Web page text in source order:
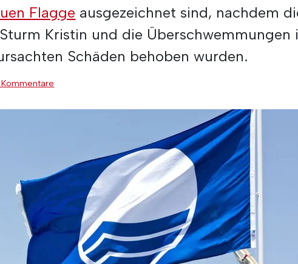
Flagge ausgezeichnet sind, nachdem
Kristin und die Überschwemmungen
Schäden behoben wurden.